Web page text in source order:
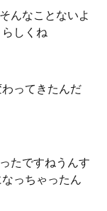
んなことないよ
しくね
ってきたんだ
たですねうんす
っちゃったん